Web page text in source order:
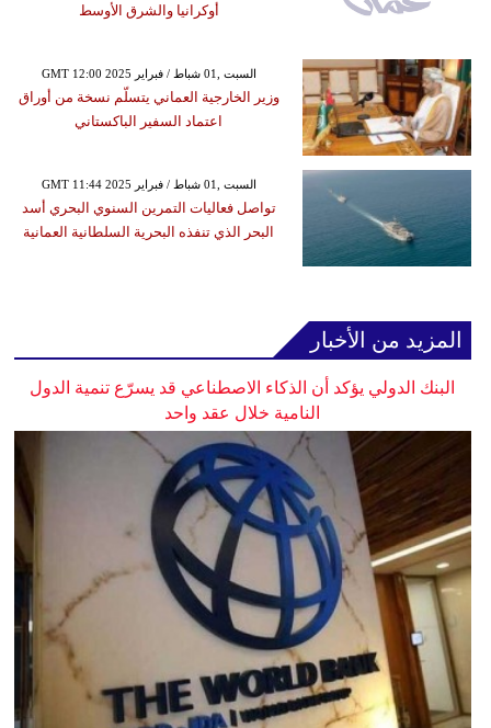
أوكرانيا والشرق الأوسط
GMT 12:00 2025 السبت ,01 شباط / فبراير
وزير الخارجية العماني يتسلّم نسخة من أوراق
اعتماد السفير الباكستاني
GMT 11:44 2025 السبت ,01 شباط / فبراير
تواصل فعاليات التمرين السنوي البحري أسد
البحر الذي تنفذه البحرية السلطانية العمانية
المزيد من الأخبار
البنك الدولي يؤكد أن الذكاء الاصطناعي قد يسرّع تنمية الدول
النامية خلال عقد واحد